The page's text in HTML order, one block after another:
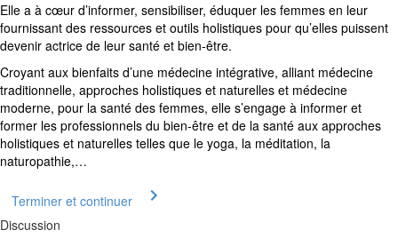
Elle a à cœur d’informer, sensibiliser, éduquer les femmes en leur
fournissant des ressources et outils holistiques pour qu’elles puissent
devenir actrice de leur santé et bien-être.
Croyant aux bienfaits d’une médecine intégrative, alliant médecine
traditionnelle, approches holistiques et naturelles et médecine
moderne, pour la santé des femmes, elle s’engage à informer et
former les professionnels du bien-être et de la santé aux approches
holistiques et naturelles telles que le yoga, la méditation, la
naturopathie,…
Terminer et continuer
Discussion